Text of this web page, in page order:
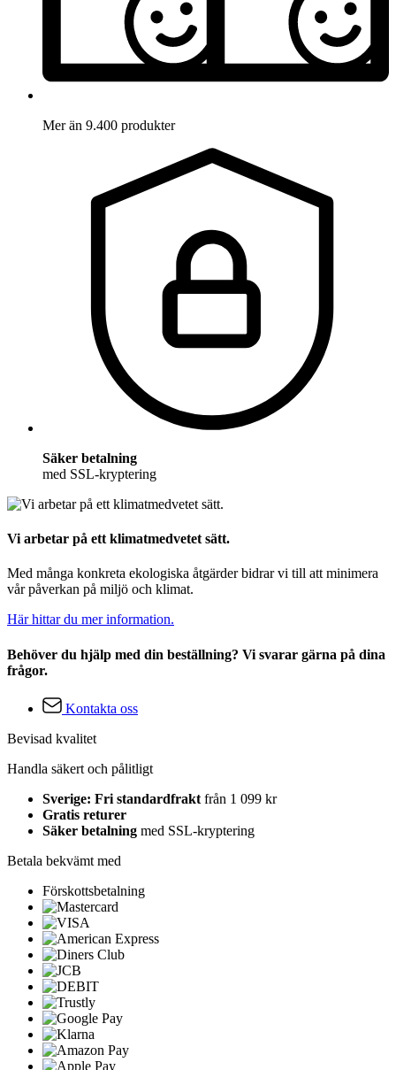
Mer än 9.400 produkter
Säker betalning
med SSL-kryptering
Vi arbetar på ett klimatmedvetet sätt.
Med många konkreta ekologiska åtgärder bidrar vi till att minimera
vår påverkan på miljö och klimat.
Här hittar du mer information.
Behöver du hjälp med din beställning? Vi svarar gärna på dina
frågor.
Kontakta oss
Bevisad kvalitet
Handla säkert och pålitligt
Sverige: Fri standardfrakt från 1 099 kr
Gratis returer
Säker betalning med SSL-kryptering
Betala bekvämt med
Förskottsbetalning